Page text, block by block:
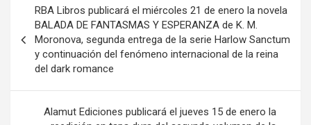
entradas
RBA Libros publicará el miércoles 21 de enero la novela
BALADA DE FANTASMAS Y ESPERANZA de K. M.
Moronova, segunda entrega de la serie Harlow Sanctum
y continuación del fenómeno internacional de la reina
del dark romance
Alamut Ediciones publicará el jueves 15 de enero la